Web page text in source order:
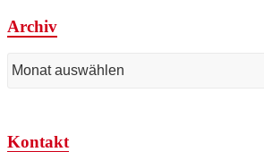
Archiv
Kontakt